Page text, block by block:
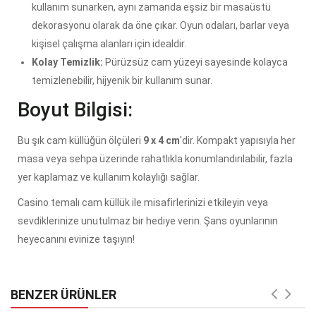
kullanım sunarken, aynı zamanda eşsiz bir masaüstü
dekorasyonu olarak da öne çıkar. Oyun odaları, barlar veya
kişisel çalışma alanları için idealdir.
Kolay Temizlik: Pürüzsüz cam yüzeyi sayesinde kolayca
temizlenebilir, hijyenik bir kullanım sunar.
Boyut Bilgisi:
Bu şık cam küllüğün ölçüleri 9 x 4 cm'dir. Kompakt yapısıyla her
masa veya sehpa üzerinde rahatlıkla konumlandırılabilir, fazla
yer kaplamaz ve kullanım kolaylığı sağlar.
Casino temalı cam küllük ile misafirlerinizi etkileyin veya
sevdiklerinize unutulmaz bir hediye verin. Şans oyunlarının
heyecanını evinize taşıyın!
BENZER ÜRÜNLER